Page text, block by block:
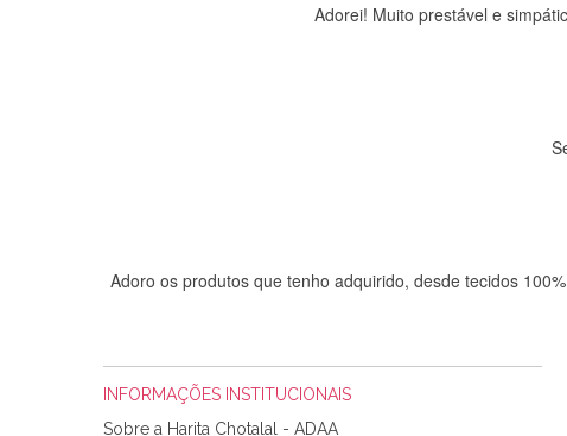
Adorei! Muito prestável e
Adoro os produtos que tenho adquirido, desde tecidos
INFORMAÇÕES INSTITUCIONAIS
Sobre a Harita Chotalal - ADAA